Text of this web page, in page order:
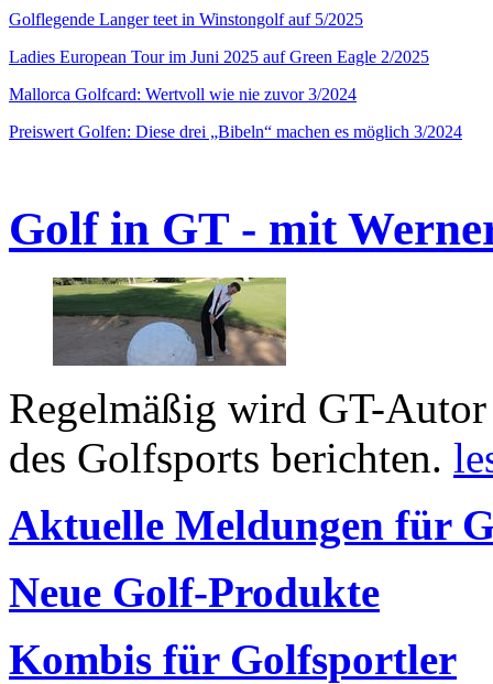
Golflegende Langer teet in Winstongolf auf 5/2025
Ladies European Tour im Juni 2025 auf Green Eagle 2/2025
Mallorca Golfcard: Wertvoll wie nie zuvor 3/2024
Preiswert Golfen: Diese drei „Bibeln“ machen es möglich 3/2024
Golf in GT - mit
Regelmäßig wird GT-
des Golfsports berichten.
Aktuelle Meldungen für
Neue Golf-Produkte
Kombis für Golfsportler